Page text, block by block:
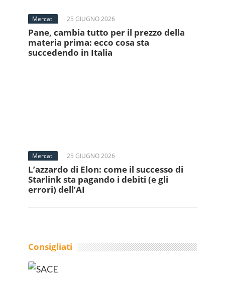
Mercati 25 GIUGNO 2026
Pane, cambia tutto per il prezzo della
materia prima: ecco cosa sta
succedendo in Italia
Mercati 25 GIUGNO 2026
L’azzardo di Elon: come il successo di
Starlink sta pagando i debiti (e gli
errori) dell’AI
Consigliati